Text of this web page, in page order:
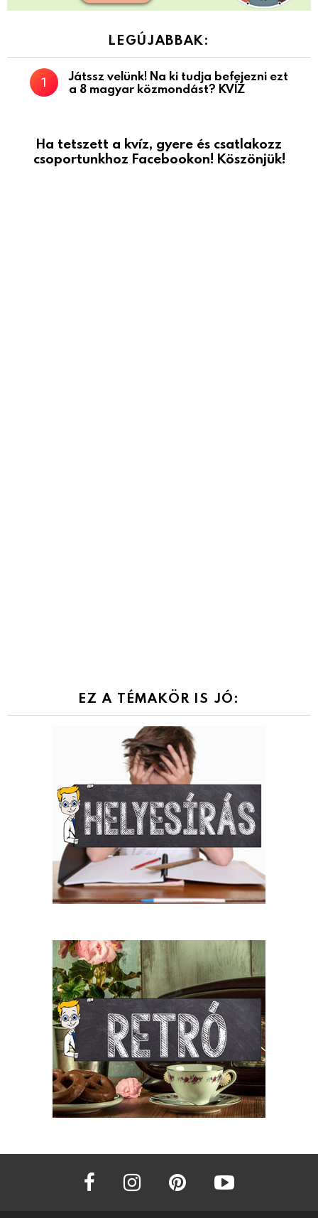
LEGÚJABBAK:
Játssz velünk! Na ki tudja befejezni ezt
a 8 magyar közmondást? KVÍZ
Ha tetszett a kvíz, gyere és csatlakozz
csoportunkhoz Facebookon! Köszönjük!
EZ A TÉMAKÖR IS JÓ:
facebook instagram